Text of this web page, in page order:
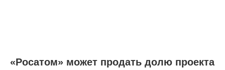
«Росатом» может продать долю проекта